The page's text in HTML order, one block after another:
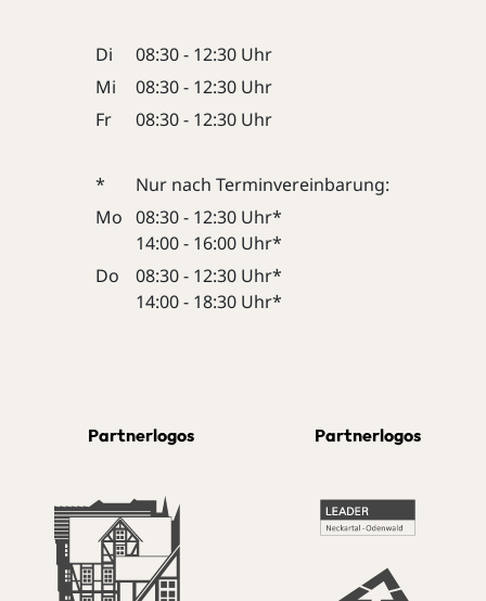
Di
08:30 - 12:30 Uhr
Mi
08:30 - 12:30 Uhr
Fr
08:30 - 12:30 Uhr
*
Nur nach Terminvereinbarung:
Mo 08:30 - 12:30 Uhr*
14:00 - 16:00 Uhr*
Do
08:30 - 12:30 Uhr*
14:00 - 18:30 Uhr*
Partnerlogos Partnerlogos